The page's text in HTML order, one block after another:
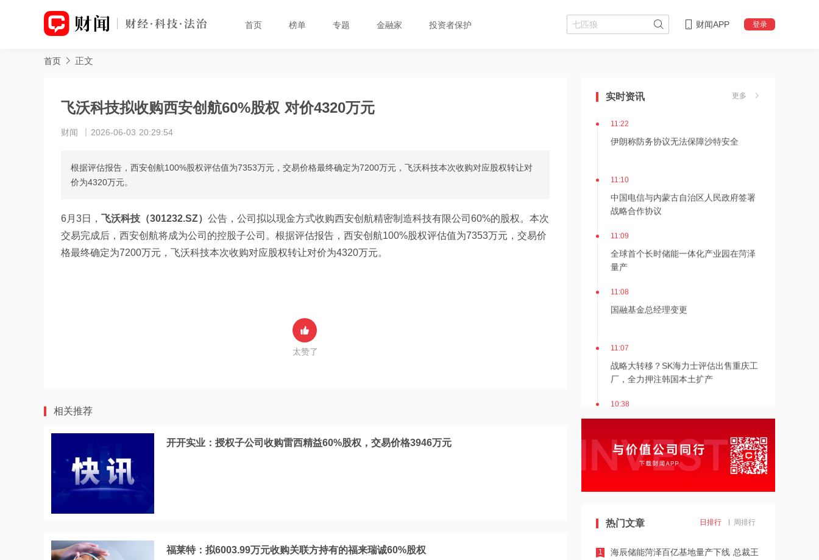
首页 榜单 专题 金融家 投资者保护 财闻APP 登录
首页 正文
飞沃科技拟收购西安创航60%股权 对价4320万元
财闻 2026-06-03 20:29:54
根据评估报告，西安创航100%股权评估值为7353万元，交易价格最终确定为7200万元，飞沃科技本次收购对应股权转让对
价为4320万元。
6月3日， 飞沃科技（301232.SZ） 公告，公司拟以现金方式收购西安创航精密制造科技有限公司60%的股权。本次
交易完成后，西安创航将成为公司的控股子公司。根据评估报告，西安创航100%股权评估值为7353万元，交易价
格最终确定为7200万元，飞沃科技本次收购对应股权转让对价为4320万元。
太赞了
相关推荐
开开实业：授权子公司收购雷西精益60%股权，交易价格3946万元
福莱特：拟6003.99万元收购关联方持有的福来瑞诚60%股权
实时资讯 更多
密递表，最早11月登陆美股
11:22
伊朗称防务协议无法保障沙特安全
11:10
中国电信与内蒙古自治区人民政府签署
战略合作协议
11:09
全球首个长时储能一体化产业园在菏泽
量产
11:08
国融基金总经理变更
11:07
战略大转移？SK海力士评估出售重庆工
厂，全力押注韩国本土扩产
10:38
宁波机场即将停航，江浙沪一带受台
10:37
伊朗总统称与美谈判过程中从未让步
首批16家基金公司出手！上报两大创业
热门文章 日排行 周排行
海辰储能菏泽百亿基地量产下线 总裁王
1